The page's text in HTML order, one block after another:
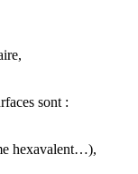
sont :
hexavalent…),